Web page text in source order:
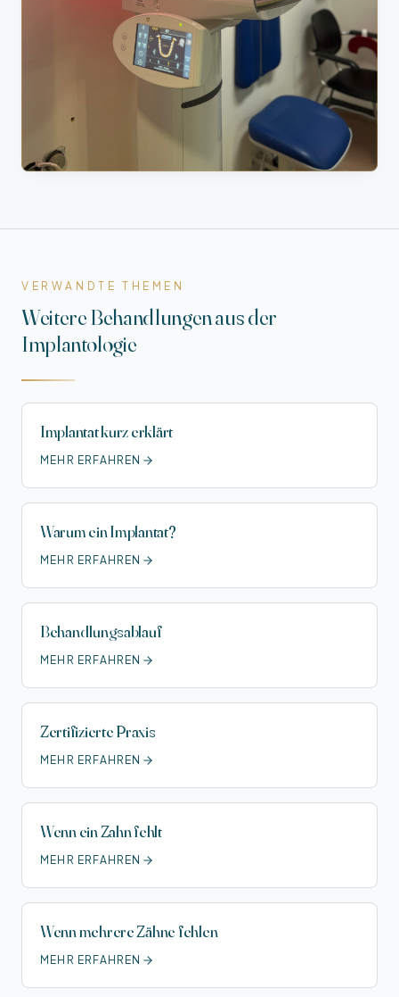
VERWANDTE THEMEN
Weitere Behandlungen aus der
Implantologie
Implantat kurz erklärt
MEHR ERFAHREN
Warum ein Implantat?
MEHR ERFAHREN
Behandlungs­ablauf
MEHR ERFAHREN
Zertifizierte Praxis
MEHR ERFAHREN
Wenn ein Zahn fehlt
MEHR ERFAHREN
Wenn mehrere Zähne fehlen
MEHR ERFAHREN